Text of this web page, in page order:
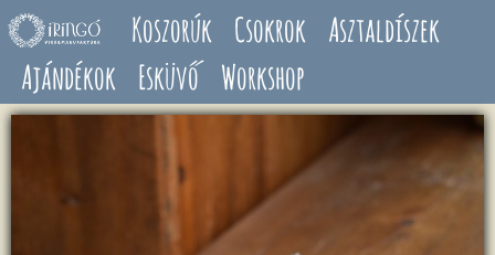
Ugrás a tartalomra Koszorúk Csokrok Asztaldíszek
Ajándékok Esküvő Workshop